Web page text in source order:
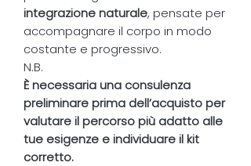
integrazione naturale, pensate per
accompagnare il corpo in modo
costante e progressivo.
N.B.
È necessaria una consulenza
preliminare prima dell’acquisto per
valutare il percorso più adatto alle
tue esigenze e individuare il kit
corretto.